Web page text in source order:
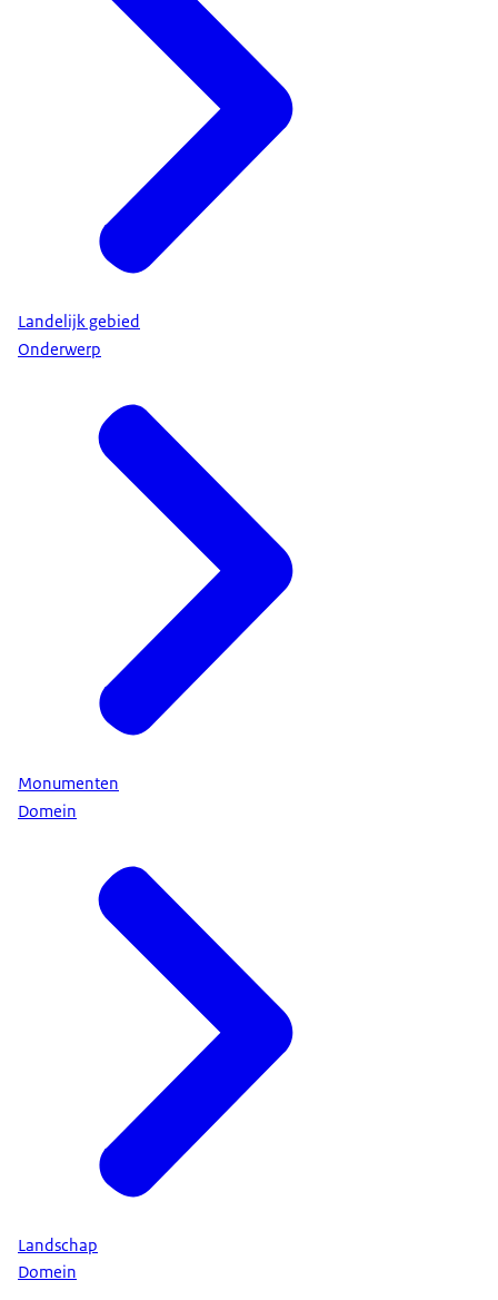
Landelijk gebied
Onderwerp
Monumenten
Domein
Landschap
Domein